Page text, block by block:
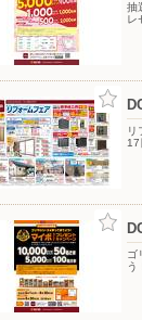
抽
レ
リ
17
ゴ
う